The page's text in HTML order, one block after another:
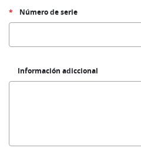
Número de serie
Información adiccional